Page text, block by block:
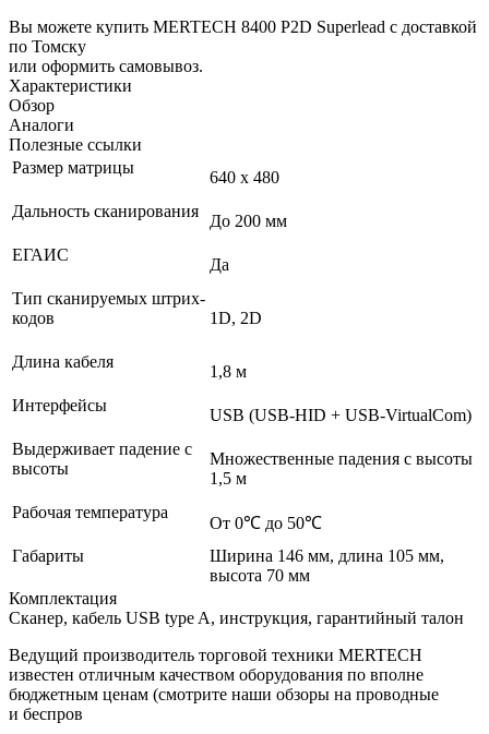
Вы можете купить MERTECH 8400 P2D Superlead с доставкой
по Томску
или оформить самовывоз.
Характеристики
Обзор
Аналоги
Полезные ссылки
Размер матрицы
640 х 480
Дальность сканирования
До 200 мм
ЕГАИС
Да
Тип сканируемых штрих-
кодов
1D, 2D
Длина кабеля
1,8 м
Интерфейсы
USB (USB-HID + USB-VirtualCom)
Выдерживает падение с
высоты
Множественные падения с высоты
1,5 м
Рабочая температура
От 0℃ до 50℃
Габариты
Ширина 146 мм, длина 105 мм,
высота 70 мм
Комплектация
Сканер, кабель USB type A, инструкция, гарантийный талон
Ведущий производитель торговой техники MERTECH
известен отличным качеством оборудования по вполне
бюджетным ценам (смотрите наши обзоры на проводные
и беспров